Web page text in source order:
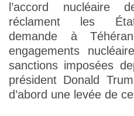
l’accord
réclament les
demande à
engagements
sanctions imposées
président Donald
d’abord une levée de